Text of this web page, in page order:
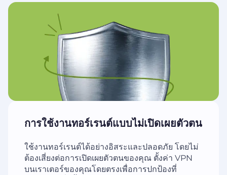
การใช้งานทอร์เรนต์แบบไม่เปิดเผยตัวตน
ใช้งานทอร์เรนต์ได้อย่างอิสระและปลอดภัย โดยไม่
ต้องเสี่ยงต่อการเปิดเผยตัวตนของคุณ ตั้งค่า VPN
บนเราเตอร์ของคุณโดยตรงเพื่อการปกป้องที่